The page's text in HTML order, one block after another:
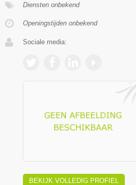
Diensten onbekend
Openingstijden onbekend
Sociale media:
BEKIJK VOLLEDIG PROFIEL